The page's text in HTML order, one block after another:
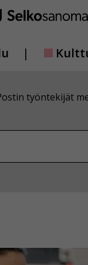
työntekijät